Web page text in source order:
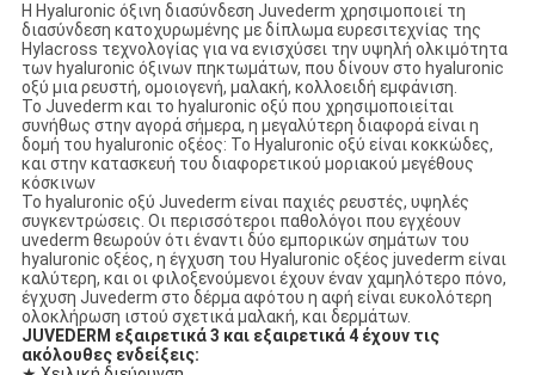
Η Hyaluronic όξινη διασύνδεση Juvederm χρησιμοποιεί τη
διασύνδεση κατοχυρωμένης με δίπλωμα ευρεσιτεχνίας της
Hylacross τεχνολογίας για να ενισχύσει την υψηλή ολκιμότητα
των hyaluronic όξινων πηκτωμάτων, που δίνουν στο hyaluronic
οξύ μια ρευστή, ομοιογενή, μαλακή, κολλοειδή εμφάνιση.
Το Juvederm και το hyaluronic οξύ που χρησιμοποιείται
συνήθως στην αγορά σήμερα, η μεγαλύτερη διαφορά είναι η
δομή του hyaluronic οξέος: Το Hyaluronic οξύ είναι κοκκώδες,
και στην κατασκευή του διαφορετικού μοριακού μεγέθους
κόσκινων
Το hyaluronic οξύ Juvederm είναι παχιές ρευστές, υψηλές
συγκεντρώσεις. Οι περισσότεροι παθολόγοι που εγχέουν
uvederm θεωρούν ότι έναντι δύο εμπορικών σημάτων του
hyaluronic οξέος, η έγχυση του Hyaluronic οξέος juvederm είναι
καλύτερη, και οι φιλοξενούμενοι έχουν έναν χαμηλότερο πόνο,
έγχυση Juvederm στο δέρμα αφότου η αφή είναι ευκολότερη
ολοκλήρωση ιστού σχετικά μαλακή, και δερμάτων.
JUVEDERM εξαιρετικά 3 και εξαιρετικά 4 έχουν τις
ακόλουθες ενδείξεις: